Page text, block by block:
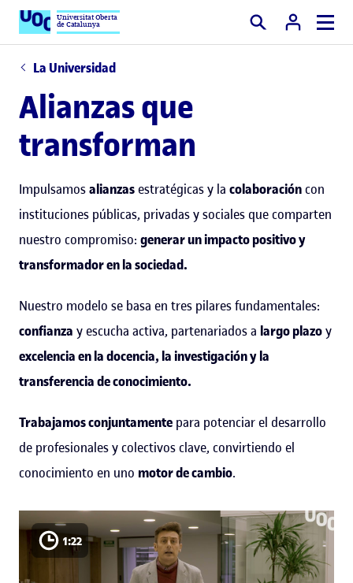
Universitat Oberta
de Catalunya Buscar
La Universidad
Alianzas que
transforman
Impulsamosalianzasestratégicas y la colaboracióncon
instituciones públicas, privadas y sociales que comparten
nuestro compromiso: generar un impacto positivo y
transformador en la sociedad.
Nuestro modelo se basa en tres pilares fundamentales:
confianza y escucha activa, partenariados a largo plazoy
excelencia en la docencia, la investigación y la
transferencia de conocimiento.
Trabajamos conjuntamente para potenciar el desarrollo
de profesionales y colectivos clave, convirtiendo el
conocimiento en uno motor de cambio.
1:22